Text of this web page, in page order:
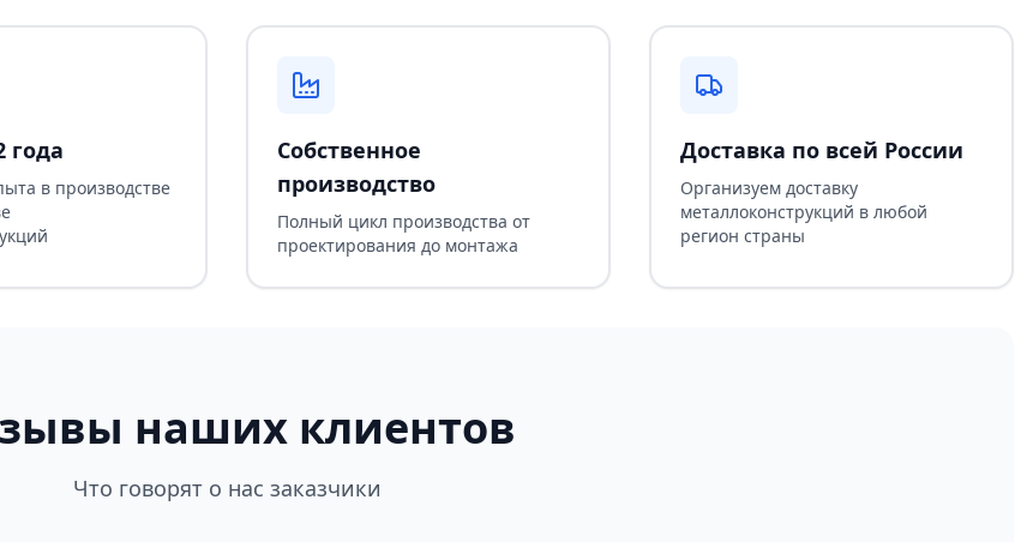
года
в производстве
Собственное
производство
Полный цикл производства от
проектирования до монтажа
Доставка по всей России
Организуем доставку
металлоконструкций в любой
регион страны
наших клиентов
Что говорят о нас заказчики